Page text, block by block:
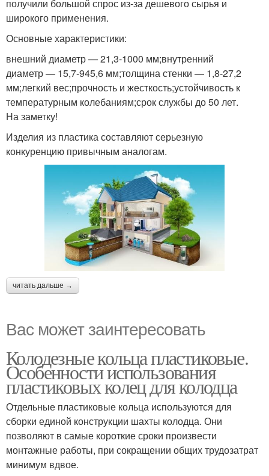
получили большой спрос из-за дешевого сырья и
широкого применения.
Основные характеристики:
внешний диаметр — 21,3-1000 мм;внутренний
диаметр — 15,7-945,6 мм;толщина стенки — 1,8-27,2
мм;легкий вес;прочность и жесткость;устойчивость к
температурным колебаниям;срок службы до 50 лет.
На заметку!
Изделия из пластика составляют серьезную
конкуренцию привычным аналогам.
читать дальше →
Вас может заинтересовать
Колодезные кольца пластиковые.
Особенности использования
пластиковых колец для колодца
Отдельные пластиковые кольца используются для
сборки единой конструкции шахты колодца. Они
позволяют в самые короткие сроки произвести
монтажные работы, при сокращении общих трудозатрат
минимум вдвое.